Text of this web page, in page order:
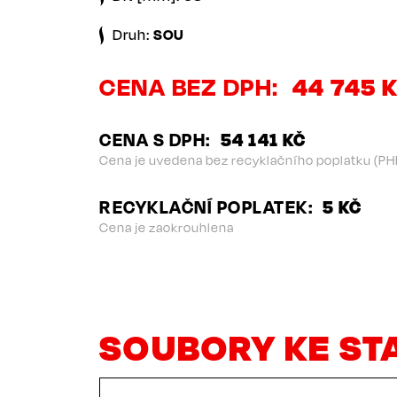
Druh: SOU
CENA BEZ DPH 44 745
CENA S DPH 54 141 KČ
Cena je uvedena bez recyklačního poplatku
RECYKLAČNÍ POPLATEK 5 KČ
Cena je zaokrouhlena
SOUBORY KE